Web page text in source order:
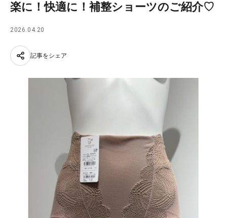
楽に！快適に！補整ショーツのご紹介♡
2026.04.20
記事をシェア